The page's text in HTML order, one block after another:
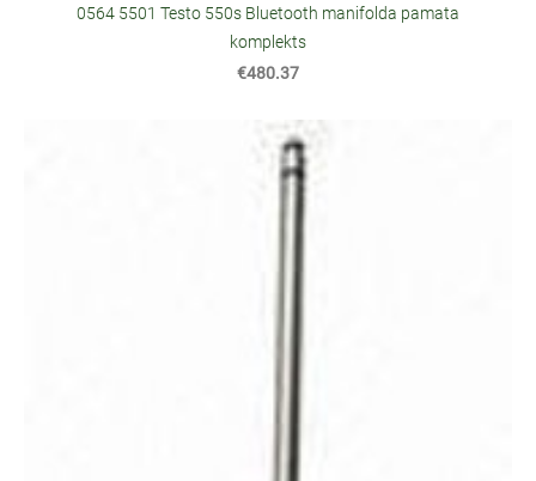
0564 5501 Testo 550s Bluetooth manifolda pamata
komplekts
€480.37